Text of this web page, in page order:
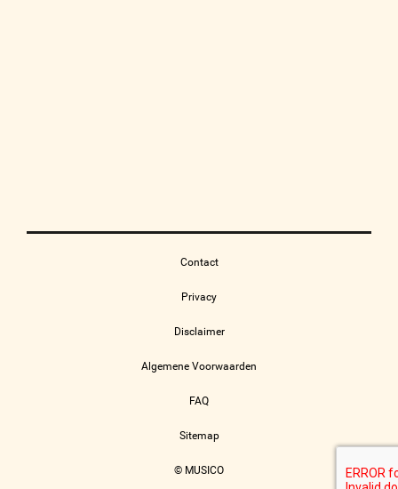
Contact
Privacy
Disclaimer
Algemene Voorwaarden
FAQ
Sitemap
© MUSICO